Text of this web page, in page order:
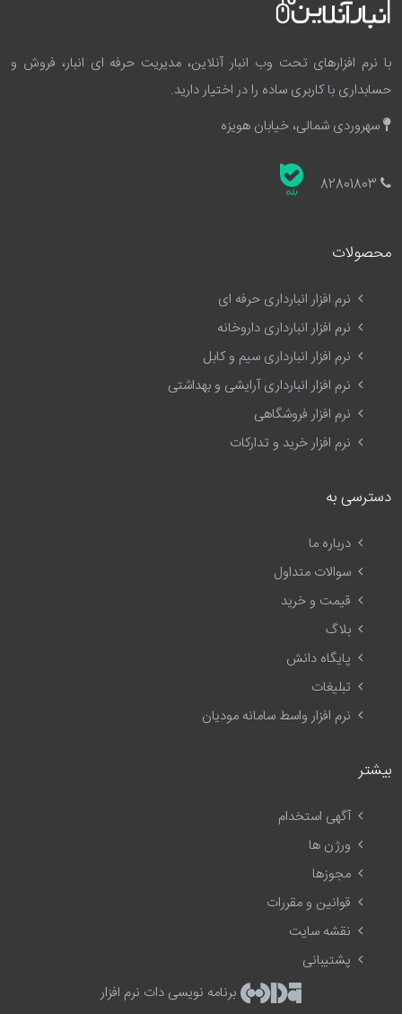
با نرم افزارهای تحت وب انبار آنلاین، مدیریت حرفه ای انبار، فروش و
حسابداری با کاربری ساده را در اختیار دارید.
سهروردی شمالی، خیابان هویزه
محصولات
نرم افزار انبارداری حرفه ای
نرم افزار انبارداری داروخانه
نرم افزار انبارداری سیم و کابل
نرم افزار انبارداری آرایشی و بهداشتی
نرم افزار فروشگاهی
نرم افزار خرید و تدارکات
دسترسی به
درباره ما
سوالات متداول
قیمت و خرید
بلاگ
پایگاه دانش
تبلیغات
نرم افزار واسط سامانه مودیان
بیشتر
آگهی استخدام
ورژن ها
مجوزها
قوانین و مقررات
نقشه سایت
پشتیبانی
برنامه نویسی دات نرم افزار